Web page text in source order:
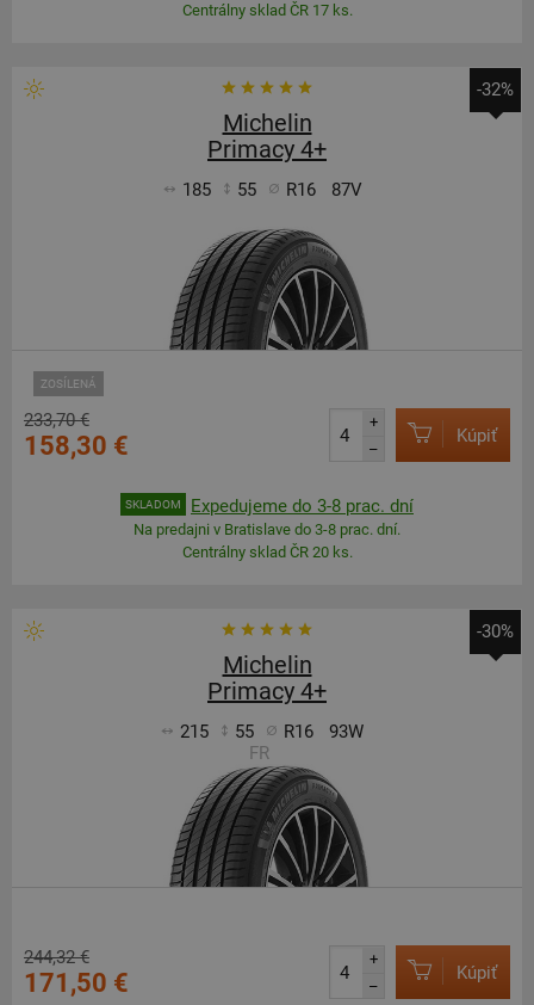
Centrálny sklad ČR 17 ks.
-32%
Michelin
Primacy 4+
185 55 R16 87V
ZOSÍLENÁ
233,70 €
158,30 €
+
–
Kúpiť
SKLADOM Expedujeme do 3-8 prac. dní
Na predajni v Bratislave do 3-8 prac. dní.
Centrálny sklad ČR 20 ks.
-30%
Michelin
Primacy 4+
215 55 R16
93W
FR
244,32 €
171,50 €
+
–
Kúpiť